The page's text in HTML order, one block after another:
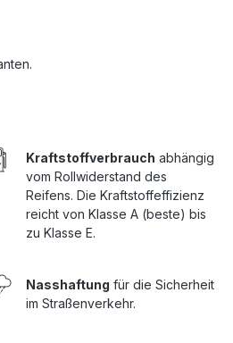
Kraftstoffverbrauch abhängig
vom Rollwiderstand des
Reifens. Die Kraftstoffeffizienz
reicht von Klasse A (beste) bis
zu Klasse E.
Nasshaftung für die Sicherheit
im Straßenverkehr.